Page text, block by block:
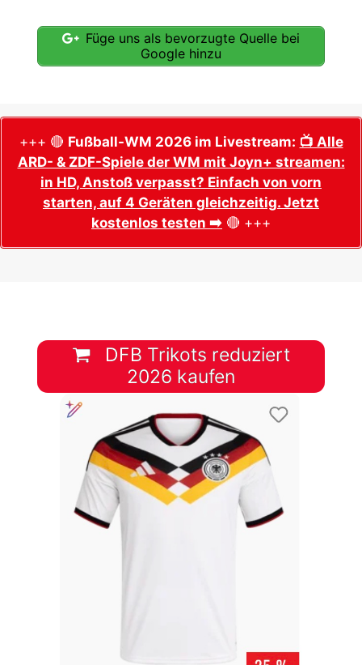
Füge uns als bevorzugte Quelle bei
Google hinzu
+++ 🔴 Fußball-WM 2026 im Livestream: 📺 Alle
ARD- & ZDF-Spiele der WM mit Joyn+ streamen:
in HD, Anstoß verpasst? Einfach von vorn
starten, auf 4 Geräten gleichzeitig. Jetzt
kostenlos testen ➡️ 🔴 +++
DFB Trikots reduziert
2026 kaufen